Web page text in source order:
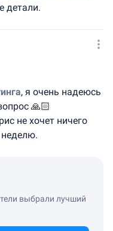
детали.
, я очень надеюсь
🙏🏻
не хочет ничего
выбрали лучший